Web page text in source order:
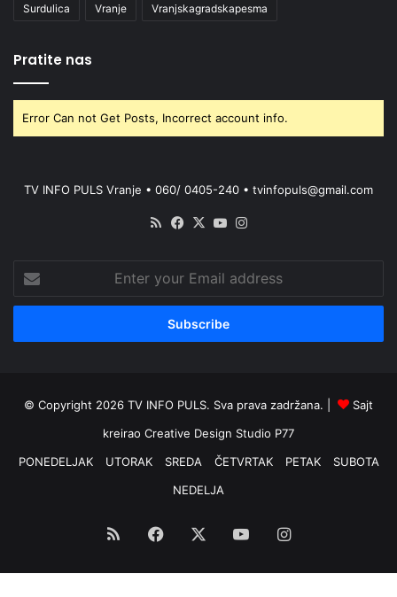
Surdulica Vranje Vranjskagradskapesma
Pratite nas
Error Can not Get Posts, Incorrect account info.
TV INFO PULS Vranje • 060/ 0405-240 • tvinfopuls@gmail.com
RSS Facebook
X YouTube
your
Email
© Copyright 2026 TV INFO PULS. Sva prava zadržana. |
Sajt
kreirao Creative Design Studio P77
PONEDELJAK
UTORAK SREDA ČETVRTAK PETAK
SUBOTA
NEDELJA
RSS Facebook YouTubeInstagram